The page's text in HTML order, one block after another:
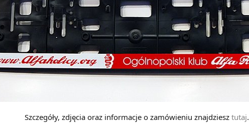
Szczegóły, zdjęcia oraz informacje o zamówieniu znajdziesz tutaj.